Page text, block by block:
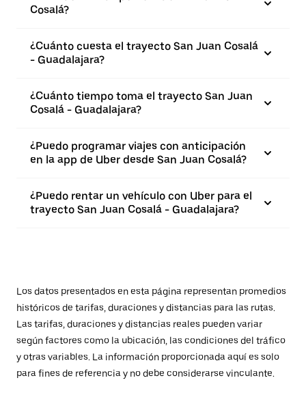
Cosalá?
¿Cuánto cuesta el trayecto San Juan Cosalá
- Guadalajara?
¿Cuánto tiempo toma el trayecto San Juan
Cosalá - Guadalajara?
¿Puedo programar viajes con anticipación
en la app de Uber desde San Juan Cosalá?
¿Puedo rentar un vehículo con Uber para el
trayecto San Juan Cosalá - Guadalajara?
Los datos presentados en esta página representan promedios
históricos de tarifas, duraciones y distancias para las rutas.
Las tarifas, duraciones y distancias reales pueden variar
según factores como la ubicación, las condiciones del tráfico
y otras variables. La información proporcionada aquí es solo
para fines de referencia y no debe considerarse vinculante.